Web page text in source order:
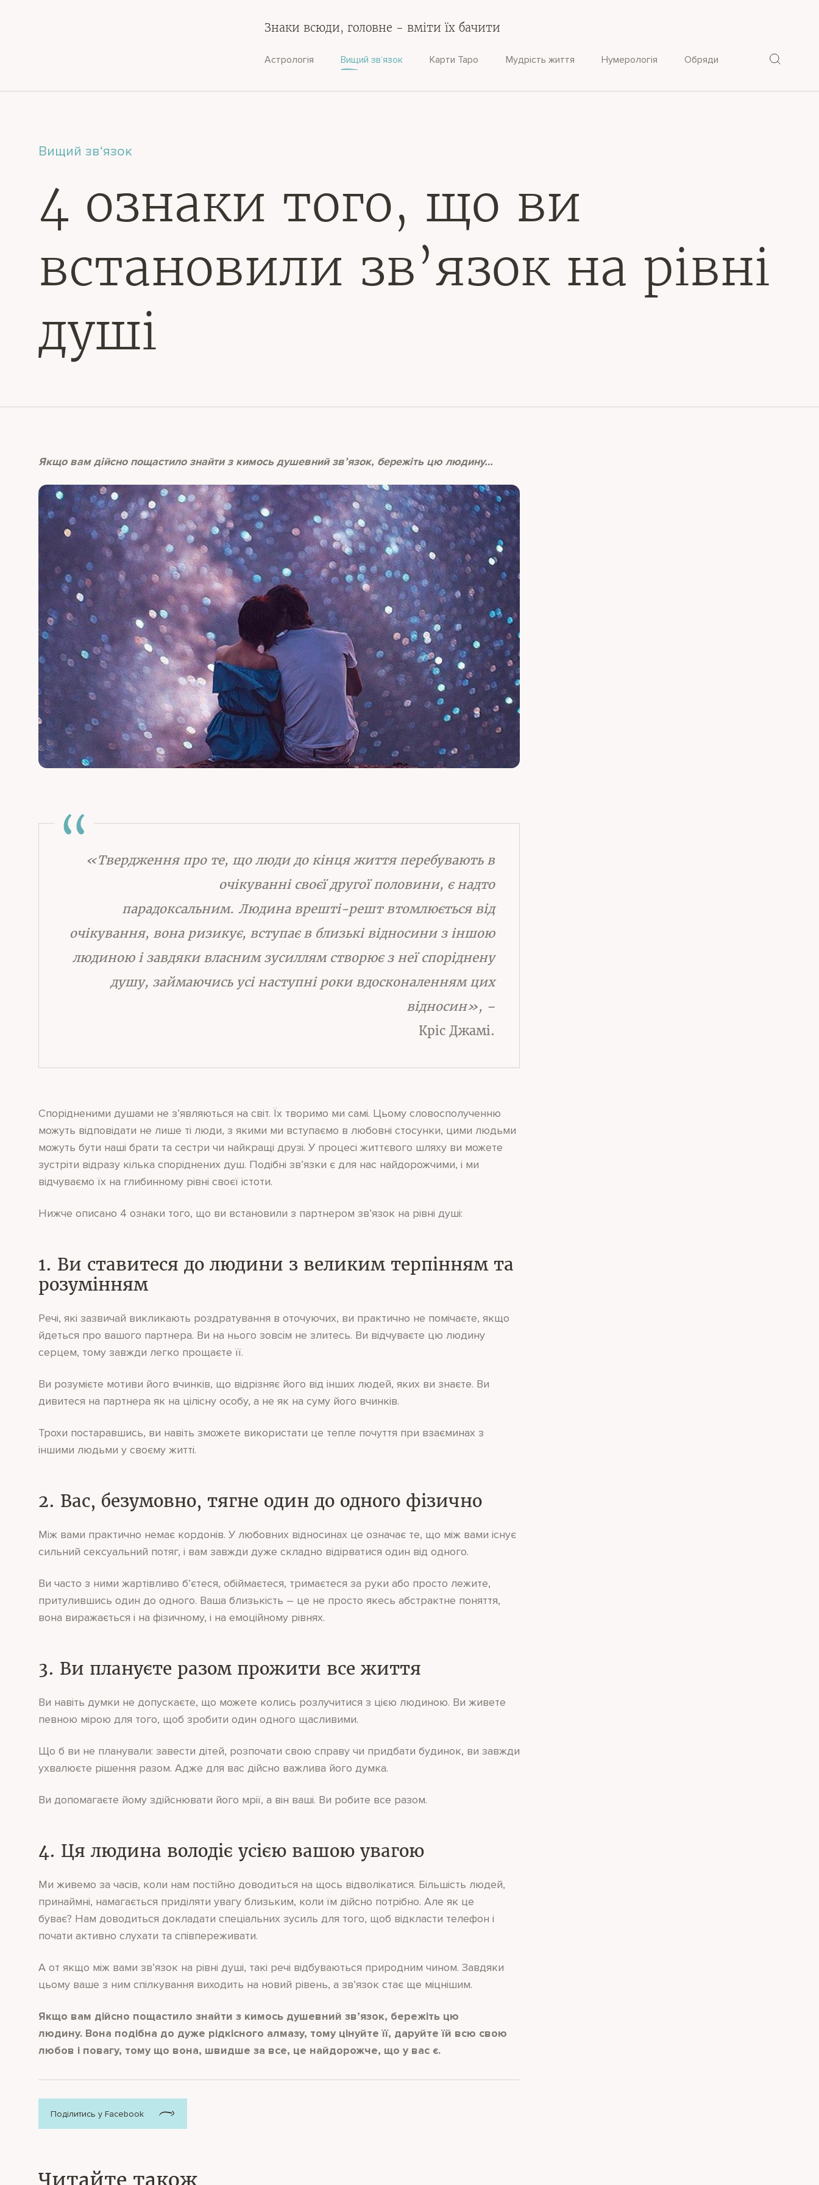
Знаки всюди, головне - вміти їх бачити
Астрологія Вищий зв‘язок Карти Таро Мудрість життя Нумерологія Обряди
Вищий зв‘язок
4 ознаки того, що ви
встановили зв’язок на рівні
душі
Якщо вам дійсно пощастило знайти з кимось душевний зв’язок, бережіть цю людину…
«Твердження про те, що люди до кінця життя перебувають в
очікуванні своєї другої половини, є надто
парадоксальним. Людина врешті-решт втомлюється від
очікування, вона ризикує, вступає в близькі відносини з іншою
людиною і завдяки власним зусиллям створює з неї споріднену
душу, займаючись усі наступні роки вдосконаленням цих
відносин», –
Кріс Джамі.
Спорідненими душами не з’являються на світ. Їх творимо ми самі. Цьому словосполученню
можуть відповідати не лише ті люди, з якими ми вступаємо в любовні стосунки, цими людьми
можуть бути наші брати та сестри чи найкращі друзі. У процесі життєвого шляху ви можете
зустріти відразу кілька споріднених душ. Подібні зв’язки є для нас найдорожчими, і ми
відчуваємо їх на глибинному рівні своєї істоти.
Нижче описано 4 ознаки того, що ви встановили з партнером зв’язок на рівні душі:
1. Ви ставитеся до людини з великим терпінням та
розумінням
Речі, які зазвичай викликають роздратування в оточуючих, ви практично не помічаєте, якщо
йдеться про вашого партнера. Ви на нього зовсім не злитесь. Ви відчуваєте цю людину
серцем, тому завжди легко прощаєте її.
Ви розумієте мотиви його вчинків, що відрізняє його від інших людей, яких ви знаєте. Ви
дивитеся на партнера як на цілісну особу, а не як на суму його вчинків.
Трохи постаравшись, ви навіть зможете використати це тепле почуття при взаєминах з
іншими людьми у своєму житті.
2. Вас, безумовно, тягне один до одного фізично
Між вами практично немає кордонів. У любовних відносинах це означає те, що між вами існує
сильний сексуальний потяг, і вам завжди дуже складно відірватися один від одного.
Ви часто з ними жартівливо б’єтеся, обіймаєтеся, тримаєтеся за руки або просто лежите,
притулившись один до одного. Ваша близькість – це не просто якесь абстрактне поняття,
вона виражається і на фізичному, і на емоційному рівнях.
3. Ви плануєте разом прожити все життя
Ви навіть думки не допускаєте, що можете колись розлучитися з цією людиною. Ви живете
певною мірою для того, щоб зробити один одного щасливими.
Що б ви не планували: завести дітей, розпочати свою справу чи придбати будинок, ви завжди
ухвалюєте рішення разом. Адже для вас дійсно важлива його думка.
Ви допомагаєте йому здійснювати його мрії, а він ваші. Ви робите все разом.
4. Ця людина володіє усією вашою увагою
Ми живемо за часів, коли нам постійно доводиться на щось відволікатися. Більшість людей,
принаймні, намагається приділяти увагу близьким, коли їм дійсно потрібно. Але як це
буває? Нам доводиться докладати спеціальних зусиль для того, щоб відкласти телефон і
почати активно слухати та співпереживати.
А от якщо між вами зв’язок на рівні душі, такі речі відбуваються природним чином. Завдяки
цьому ваше з ним спілкування виходить на новий рівень, а зв’язок стає ще міцнішим.
Якщо вам дійсно пощастило знайти з кимось душевний зв’язок, бережіть цю
людину. Вона подібна до дуже рідкісного алмазу, тому цінуйте її, даруйте їй всю свою
любов і повагу, тому що вона, швидше за все, це найдорожче, що у вас є.
Поділитись у Facebook
Читайте також